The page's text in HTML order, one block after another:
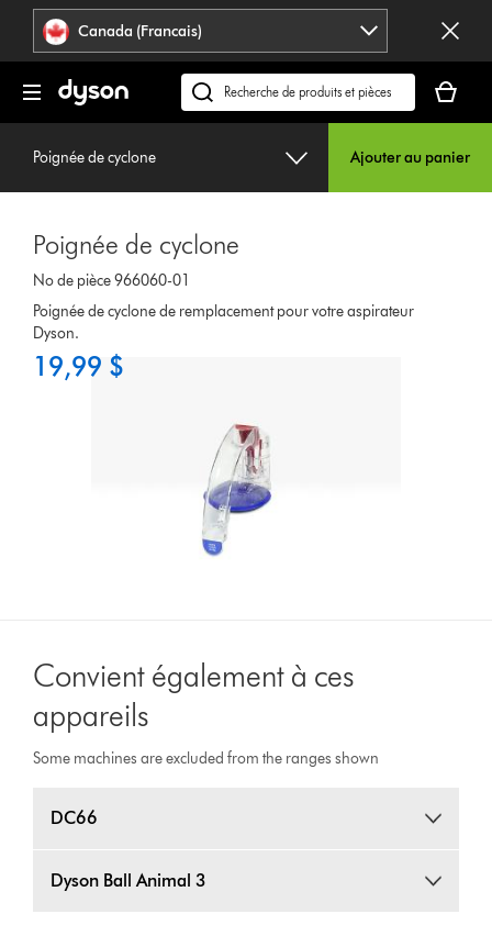
Veuillez
ou
appuyer
Déclaration
relative
à
l’accessibilité
Canada (Francais)
Recherchez
des
support
site
panier
est
Poignée de cyclone Ajouter au panier
Poignée de cyclone
No de pièce 966060-01
Poignée de cyclone de remplacement pour votre aspirateur
Dyson.
19,99 $
Convient également à ces
appareils
Some machines are excluded from the ranges shown
DC66
Dyson Ball Animal 3